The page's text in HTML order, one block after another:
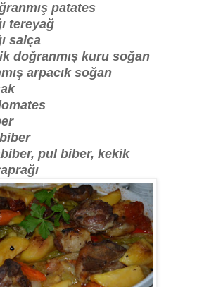
patates
tereyağ
salça
doğranmış kuru soğan
arpacık soğan
pul biber, kekik